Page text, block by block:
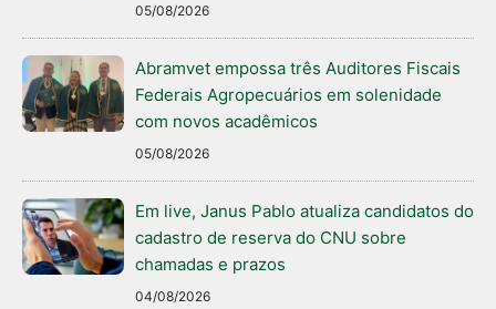
05/08/2026
Abramvet empossa três Auditores Fiscais
Federais Agropecuários em solenidade
com novos acadêmicos
05/08/2026
Em live, Janus Pablo atualiza candidatos do
cadastro de reserva do CNU sobre
chamadas e prazos
04/08/2026